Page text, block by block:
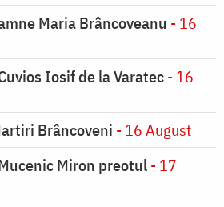
Maria Brâncoveanu - 16
Iosif de la Varatec- 16
Brâncoveni - 16 August
Miron preotul- 17